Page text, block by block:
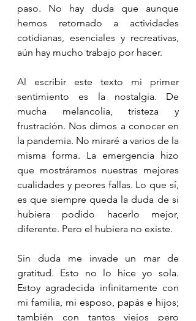
paso. No hay duda que aunque
hemos retornado a actividades
cotidianas, esenciales y recreativas,
aún hay mucho trabajo por hacer.
Al escribir este texto mi primer
sentimiento es la nostalgia. De
mucha melancolía, tristeza y
frustración. Nos dimos a conocer en
la pandemia. No miraré a varios de la
misma forma. La emergencia hizo
que mostráramos nuestras mejores
cualidades y peores fallas. Lo que sí,
es que siempre queda la duda de si
hubiera podido hacerlo mejor,
diferente. Pero el hubiera no existe.
Sin duda me invade un mar de
gratitud. Esto no lo hice yo sola.
Estoy agradecida infinitamente con
mi familia, mi esposo, papás e hijos;
también con tantos viejos pero